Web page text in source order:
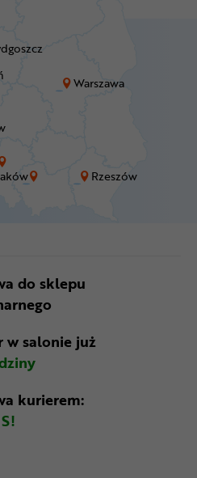
Rzeszów
Warszawa
do sklepu
w salonie już
kurierem: